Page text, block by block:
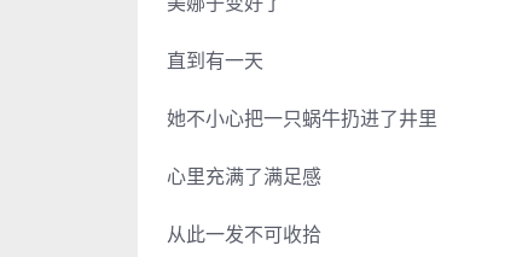
直到有一天
她不小心把一只蜗牛扔进了井里
心里充满了满足感
从此一发不可收拾